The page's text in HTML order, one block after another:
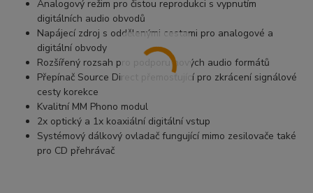
Analogový režim pro čistou reprodukci s vypnutím
digitálních audio obvodů
Napájecí zdroj s oddělenými cestami pro analogové a
digitální obvody
Rozšířený rozsah pro podporu nových audio formátů
Přepínač Source Direct přemosťující pro zkrácení signálové
cesty korekce
Kvalitní MM Phono modul
2x optický a 1x koaxiální digitální vstup
Systémový dálkový ovladač fungující mimo zesilovače také
pro CD přehrávač